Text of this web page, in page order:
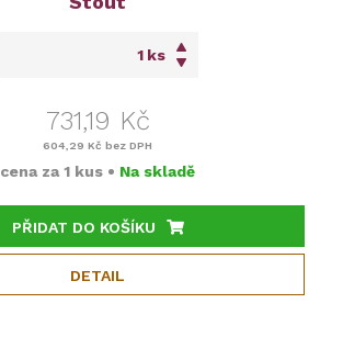
ks
731,19 Kč
604,29 Kč bez DPH
cena za 1 kus • Na skladě
PŘIDAT DO KOŠÍKU
DETAIL